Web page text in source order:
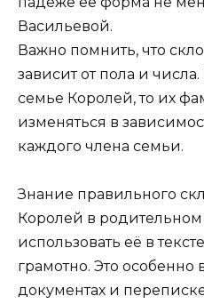
Васильевой.
Важно помнить, что
зависит от пола и
семье Королей, то их
изменяться в
каждого члена семьи.
Знание правильного
Королей в
использовать её в
грамотно. Это
документах и